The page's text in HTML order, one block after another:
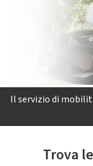
Il servizio di
Trova